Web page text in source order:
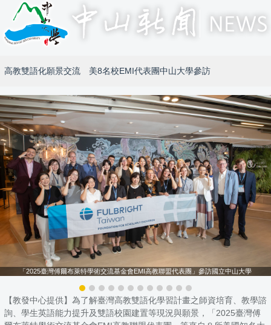
高教雙語化願景交流 美8名校EMI代表團中山大學參訪
「2025臺灣傅爾布萊特學術交流基金會EMI高教聯盟代表團」參訪國立中山大學
【教發中心提供】為了解臺灣高教雙語化學習計畫之師資培育、教學諮
詢、學生英語能力提升及雙語校園建置等現況與願景，「2025臺灣傅